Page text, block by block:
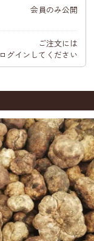
会員のみ公開
ご注文には
ログイン してください